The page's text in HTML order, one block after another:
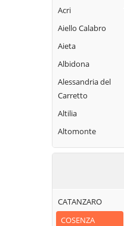
Acri
Aiello Calabro
Aieta
Albidona
Alessandria del
Carretto
Altilia
Altomonte
Amantea
Belmonte
Calabro
CATANZARO
COSENZA